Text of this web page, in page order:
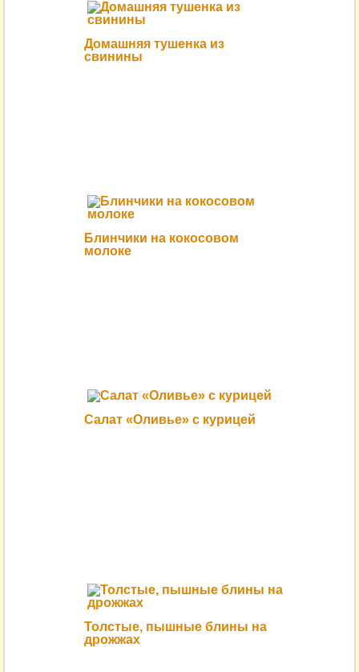
Домашняя тушенка из
свинины
Блинчики на кокосовом
молоке
Салат «Оливье» с курицей
Толстые, пышные блины на
дрожжах